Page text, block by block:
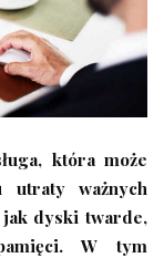
która może
utraty ważnych
dyski twarde,
W tym